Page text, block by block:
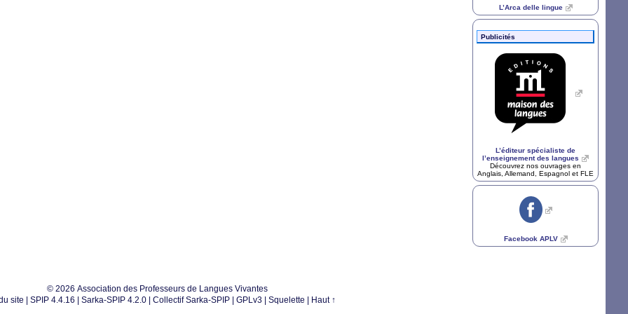
L’Arca delle lingue
Publicités
L’éditeur spécialiste de
l’enseignement des langues
Découvrez nos ouvrages en
Anglais, Allemand, Espagnol et FLE
Facebook APLV
© 2026 Association des Professeurs de Langues Vivantes
site
SPIP 4.4.16 Sarka-SPIP 4.2.0| Collectif Sarka-SPIP| GPLv3| Squelette Haut ↑